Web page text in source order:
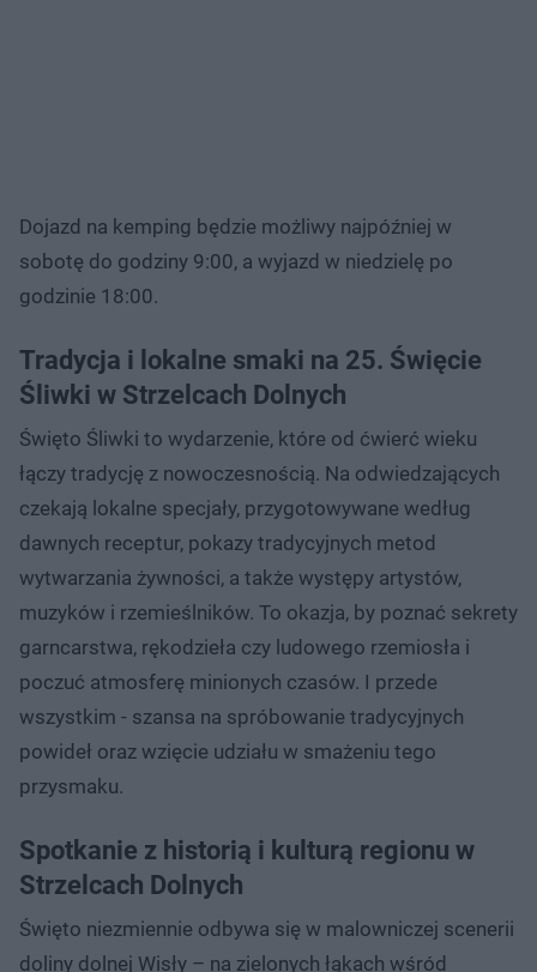
Dojazd na kemping będzie możliwy najpóźniej w
sobotę do godziny 9:00, a wyjazd w niedzielę po
godzinie 18:00.
Tradycja i lokalne smaki na 25. Święcie
Śliwki w Strzelcach Dolnych
Święto Śliwki to wydarzenie, które od ćwierć wieku
łączy tradycję z nowoczesnością. Na odwiedzających
czekają lokalne specjały, przygotowywane według
dawnych receptur, pokazy tradycyjnych metod
wytwarzania żywności, a także występy artystów,
muzyków i rzemieślników. To okazja, by poznać sekrety
garncarstwa, rękodzieła czy ludowego rzemiosła i
poczuć atmosferę minionych czasów. I przede
wszystkim - szansa na spróbowanie tradycyjnych
powideł oraz wzięcie udziału w smażeniu tego
przysmaku.
Spotkanie z historią i kulturą regionu w
Strzelcach Dolnych
Święto niezmiennie odbywa się w malowniczej scenerii
doliny dolnej Wisły – na zielonych łąkach wśród